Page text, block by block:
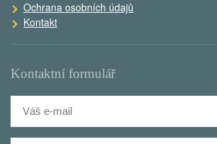
Ochrana osobních údajů
Kontakt
Kontaktní formulář